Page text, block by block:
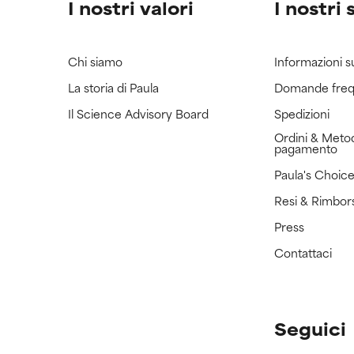
I nostri valori
Chi siamo
La storia di Paula
Il Science Advisory Board
I nostri
Informazioni
Domande
Spedizioni
Ordini &
pagamento
Paula's
Resi &
Press
Contattaci
Seguici